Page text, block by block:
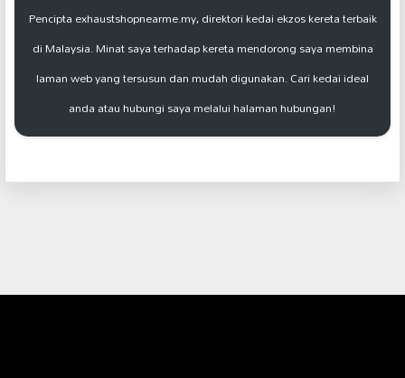
Pencipta exhaustshopnearme.my, direktori kedai ekzos kereta terbaik
di Malaysia. Minat saya terhadap kereta mendorong saya membina
laman web yang tersusun dan mudah digunakan. Cari kedai ideal
anda atau hubungi saya melalui halaman hubungan!